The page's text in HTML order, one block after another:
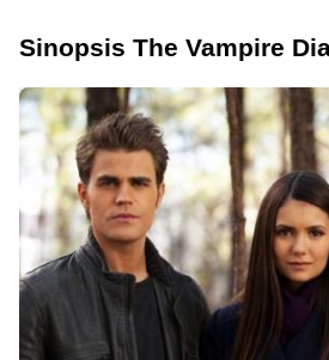
Sinopsis The Vampire